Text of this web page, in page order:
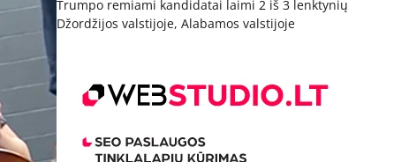
Trumpo remiami kandidatai laimi 2 iš 3 lenktynių
Džordžijos valstijoje, Alabamos valstijoje